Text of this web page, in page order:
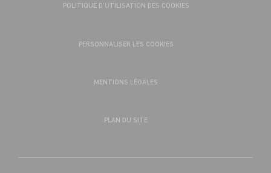
POLITIQUE D’UTILISATION DES COOKIES
PERSONNALISER LES COOKIES
MENTIONS LÉGALES
PLAN DU SITE